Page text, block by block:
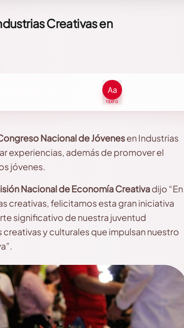
Creativas en
TEXTO
Nacional de Jóvenesen Industrias
experiencias, además de promover el
jóvenes.
Nacional de Economía Creativadijo “En
creativas, felicitamos esta gran iniciativa
significativo de nuestra juventud
y culturales que impulsan nuestro